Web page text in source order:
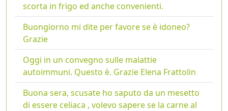
scorta in frigo ed anche convenienti.
Buongiorno mi dite per favore se è idoneo?
Grazie
Oggi in un convegno sulle malattie
autoimmuni. Questo è. Grazie Elena Frattolin
Buona sera, scusate ho saputo da un mesetto
di essere celiaca , volevo sapere se la carne al